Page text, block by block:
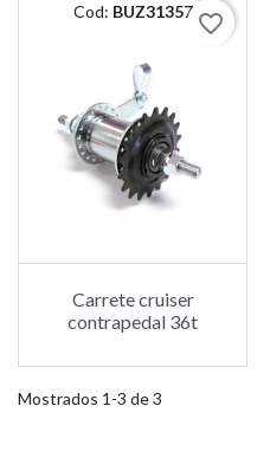
Cod: BUZ31357 favorite_border
Carrete cruiser
contrapedal 36t
Mostrados 1-3 de 3